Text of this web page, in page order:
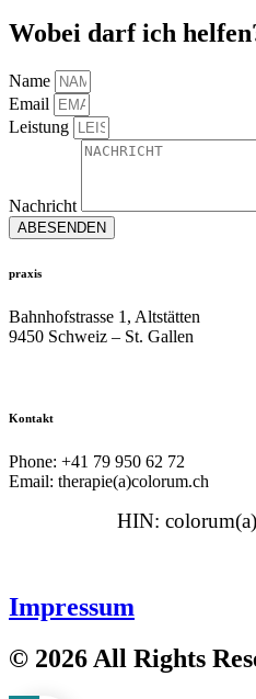
Wobei darf ich
Name
Email
Leistung
Nachricht
ABESENDEN
praxis
Bahnhofstrasse 1, Altstätten
9450 Schweiz – St. Gallen
Kontakt
Phone: +41 79 950 62 72
Email: therapie(a)colorum.ch
HIN:
Impressum
© 2026 All Rights